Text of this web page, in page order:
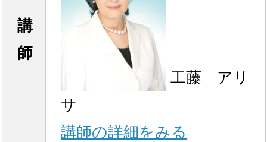
講
師
工藤 アリ
サ
講師の詳細をみる